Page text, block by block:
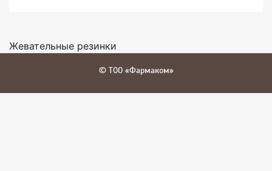
Жевательные резинки
© ТОО «Фармаком»